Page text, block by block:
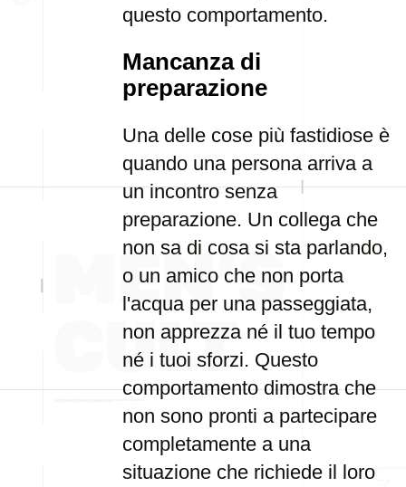
questo comportamento.
Mancanza di
preparazione
Una delle cose più fastidiose è
quando una persona arriva a
un incontro senza
preparazione. Un collega che
non sa di cosa si sta parlando,
o un amico che non porta
l'acqua per una passeggiata,
non apprezza né il tuo tempo
né i tuoi sforzi. Questo
comportamento dimostra che
non sono pronti a partecipare
completamente a una
situazione che richiede il loro